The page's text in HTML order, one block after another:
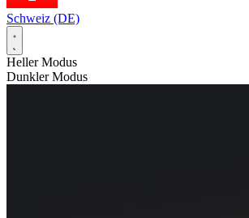
Schweiz (DE)
Heller Modus
Dunkler Modus